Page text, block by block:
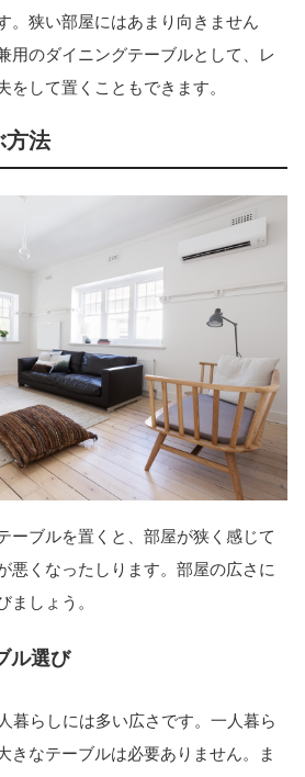
。狭い部屋にはあまり向きません
用のダイニングテーブルとして、レ
をして置くこともできます。
方法
ーブルを置くと、部屋が狭く感じて
悪くなったしります。部屋の広さに
ましょう。
ル選び
暮らしには多い広さです。一人暮ら
きなテーブルは必要ありません。ま